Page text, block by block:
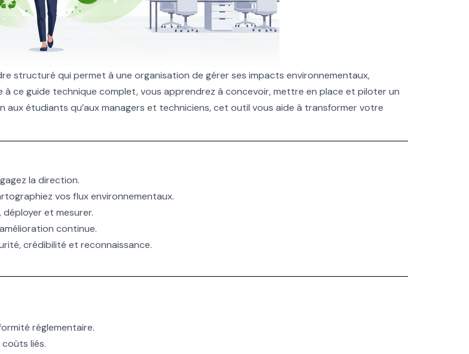
structuré qui permet à une organisation de gérer ses impacts environnementaux,
ce guide technique complet, vous apprendrez à concevoir, mettre en place et piloter un
aux étudiants qu’aux managers et techniciens, cet outil vous aide à transformer votre
la direction.
vos flux environnementaux.
déployer et mesurer.
continue.
crédibilité et reconnaissance.
réglementaire.
liés.